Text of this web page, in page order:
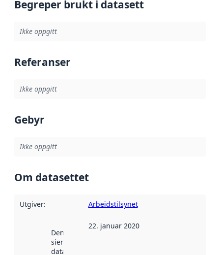
Begreper brukt i datasett
Ikke oppgitt
Referanser
Ikke oppgitt
Gebyr
Ikke oppgitt
Om datasettet
Utgiver: Arbeidstilsynet
Denne datoen
sier når
datasettet ble
22. januar 2020